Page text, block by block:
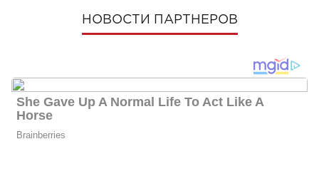
НОВОСТИ ПАРТНЕРОВ